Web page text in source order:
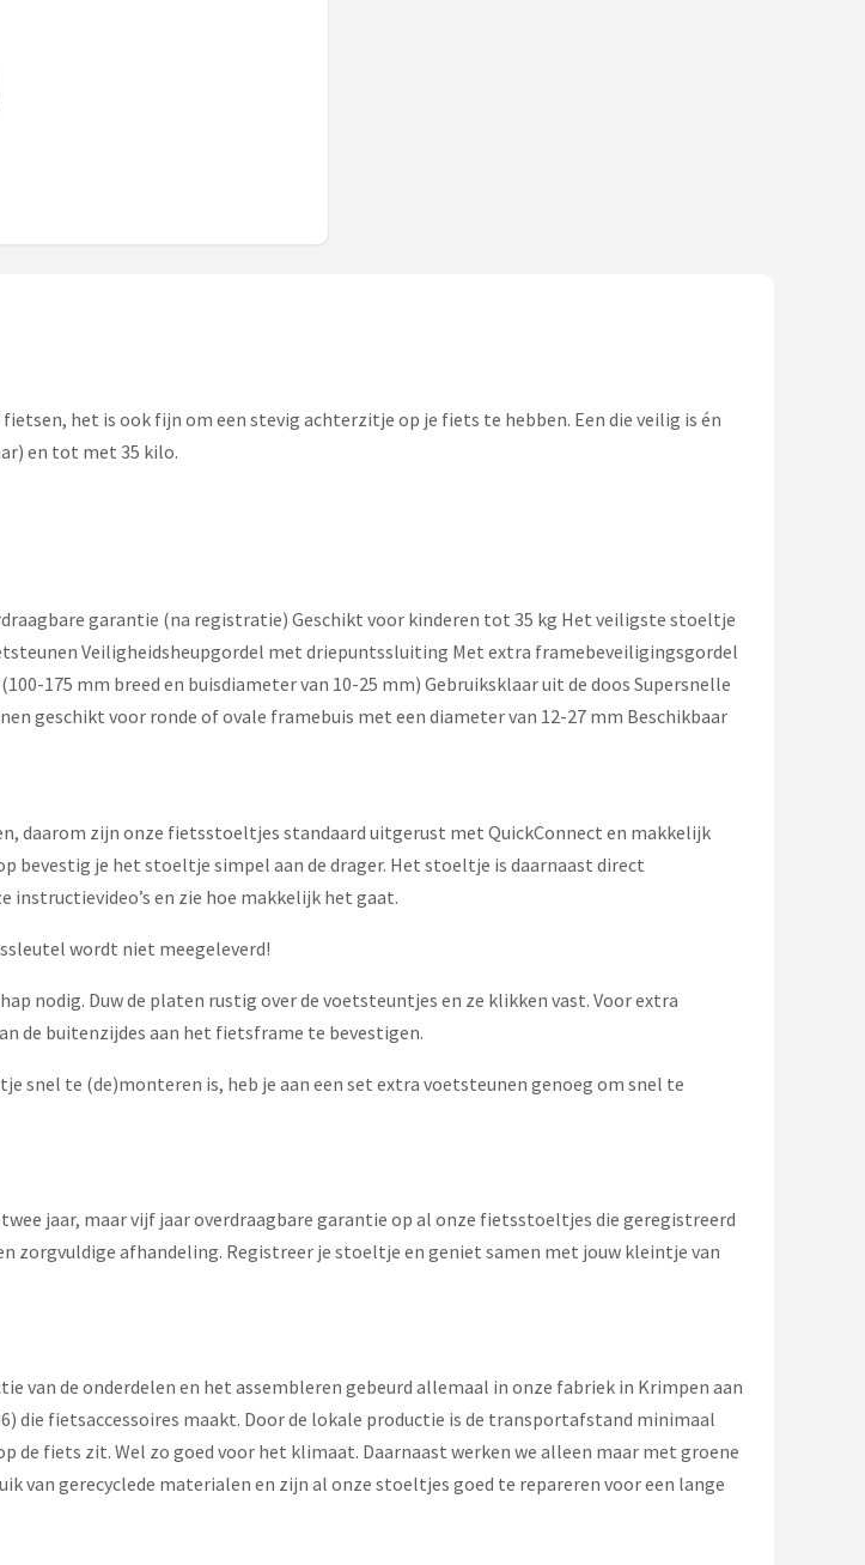
het is ook fijn om een stevig achterzitje op je fiets te hebben. Een die veilig is én
en tot met 35 kilo.
garantie (na registratie) Geschikt voor kinderen tot 35 kg Het veiligste stoeltje
Veiligheidsheupgordel met driepuntssluiting Met extra framebeveiligingsgordel
175 mm breed en buisdiameter van 10-25 mm) Gebruiksklaar uit de doos Supersnelle
geschikt voor ronde of ovale framebuis met een diameter van 12-27 mm Beschikbaar
daarom zijn onze fietsstoeltjes standaard uitgerust met QuickConnect en makkelijk
bevestig je het stoeltje simpel aan de drager. Het stoeltje is daarnaast direct
instructievideo’s en zie hoe makkelijk het gaat.
wordt niet meegeleverd!
nodig. Duw de platen rustig over de voetsteuntjes en ze klikken vast. Voor extra
de buitenzijdes aan het fietsframe te bevestigen.
snel te (de)monteren is, heb je aan een set extra voetsteunen genoeg om snel te
jaar, maar vijf jaar overdraagbare garantie op al onze fietsstoeltjes die geregistreerd
zorgvuldige afhandeling. Registreer je stoeltje en geniet samen met jouw kleintje van
van de onderdelen en het assembleren gebeurd allemaal in onze fabriek in Krimpen aan
die fietsaccessoires maakt. Door de lokale productie is de transportafstand minimaal
fiets zit. Wel zo goed voor het klimaat. Daarnaast werken we alleen maar met groene
van gerecyclede materialen en zijn al onze stoeltjes goed te repareren voor een lange